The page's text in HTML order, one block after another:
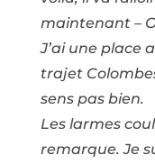
maintenant –
J’ai une place
trajet
sens pas bien.
Les larmes
remarque. Je